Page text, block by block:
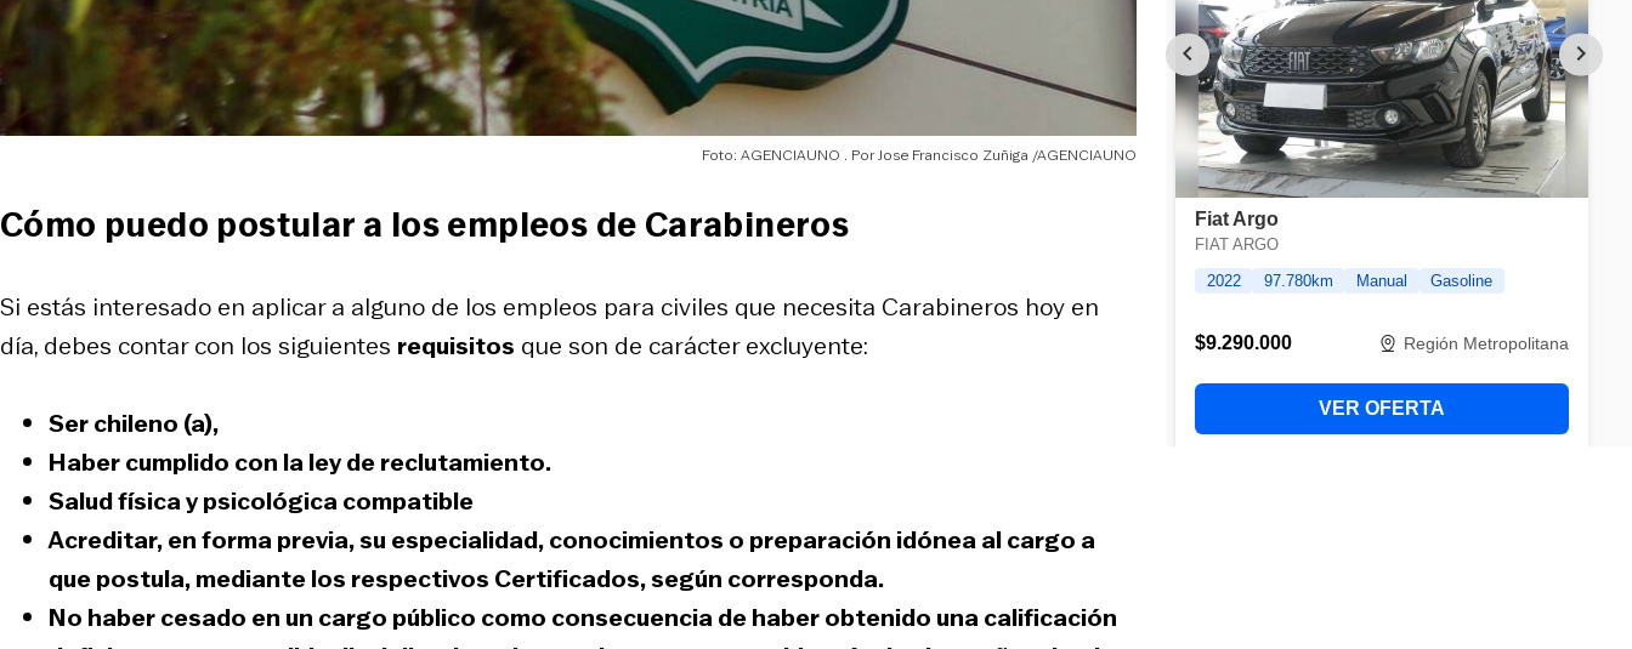
Foto: AGENCIAUNO Jose Francisco Zuñiga /AGENCIAUNO
Cómo puedo postular a los empleos de Carabineros
Si estás interesado en aplicar a alguno de los empleos para civiles que necesita Carabineros hoy en
día, debes contar con los siguientes requisitos que son de carácter excluyente:
Ser chileno (a),
Haber cumplido con la ley de reclutamiento.
Salud física y psicológica compatible
Acreditar, en forma previa, su especialidad, conocimientos o preparación idónea al cargo a
que postula, mediante los respectivos Certificados, según corresponda.
No haber cesado en un cargo público como consecuencia de haber obtenido una calificación